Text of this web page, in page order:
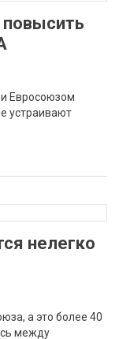
Евросоюзом
устраивают
нелегко
а это более 40
между